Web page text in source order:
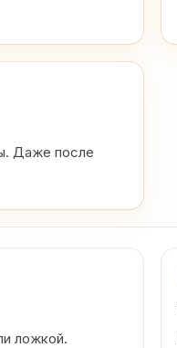
Даже после
ложкой.